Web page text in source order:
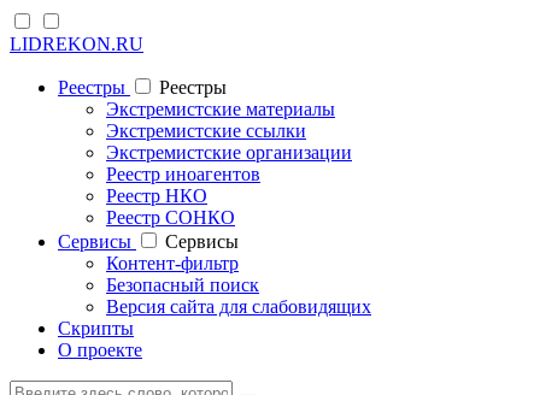
LIDREKON.RU
Реестры
Реестры
Экстремистские материалы
Экстремистские ссылки
Экстремистские организации
Реестр иноагентов
Реестр НКО
Реестр СОНКО
Cервисы
Cервисы
Контент-фильтр
Безопасный поиск
Версия сайта для слабовидящих
Скрипты
О проекте